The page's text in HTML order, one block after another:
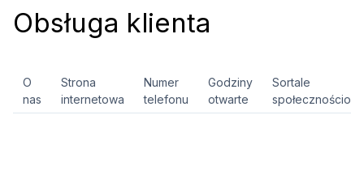
Obsługa klienta
O
nas
Strona
internetowa
Numer
telefonu
Godziny
otwarte
Sortale